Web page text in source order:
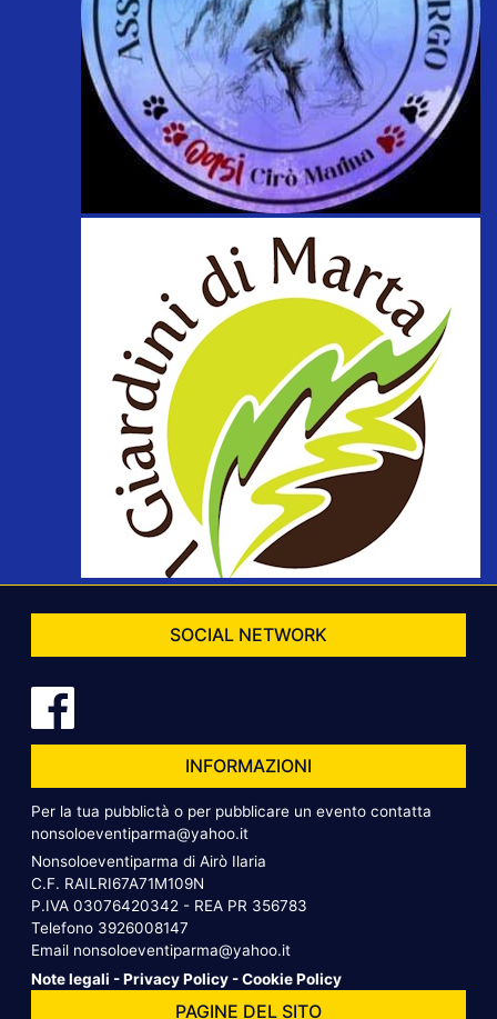
SOCIAL NETWORK
INFORMAZIONI
Per la tua pubblictà o per pubblicare un evento contatta
nonsoloeventiparma@yahoo.it
Nonsoloeventiparma di Airò Ilaria
C.F. RAILRI67A71M109N
P.IVA 03076420342 - REA PR 356783
Telefono 3926008147
Email nonsoloeventiparma@yahoo.it
Note legali -Privacy Policy -Cookie Policy
PAGINE DEL SITO